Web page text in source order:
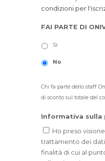
condizioni per
FAI PARTE DI
Sì
No
Chi fa parte dello staff
di sconto sul totale del
Informativa sulla
Ho preso
trattamento dei
finalità di cui al